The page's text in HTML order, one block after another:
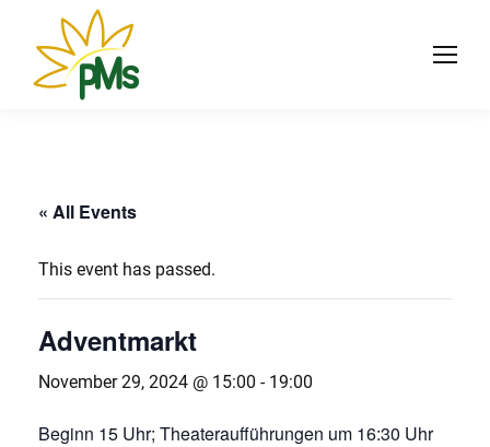
« All Events
This event has passed.
Adventmarkt
November 29, 2024 @ 15:00 - 19:00
Beginn 15 Uhr; Theateraufführungen um 16:30 Uhr